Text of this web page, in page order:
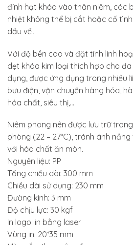
đính hạt khóa vào thân niêm, các
nhiệt không thể bị cắt hoặc cố
dấu vết
Với độ bền cao và đặt tính linh
dẹt khóa kim loại thích hợp cho
dụng, được ứng dụng trong nhiều
bưu điện, vận chuyển hàng hóa,
hóa chất, siêu thị,…
Niêm phong nên được lưu trữ
phòng (22 – 27°C), tránh ánh
với hóa chất ăn mòn.
Nguyên liệu: PP
Tổng chiều dài: 300 mm
Chiều dài sử dụng: 230 mm
Đường kính: 3 mm
Độ chịu lực: 30 kgf
In logo: in bằng laser
Vùng in: 20*35 mm